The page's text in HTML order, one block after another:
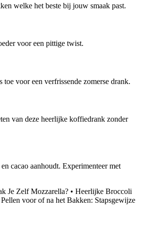
welke het beste bij jouw smaak past.
voor een pittige twist.
voor een verfrissende zomerse drank.
van deze heerlijke koffiedrank zonder
cacao aanhoudt. Experimenteer met
Je Zelf Mozzarella? • Heerlijke Broccoli
voor of na het Bakken: Stapsgewijze